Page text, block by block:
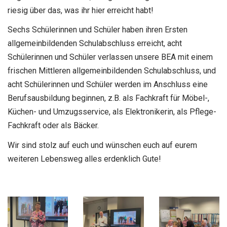
riesig über das, was ihr hier erreicht habt!
Sechs Schülerinnen und Schüler haben ihren Ersten
allgemeinbildenden Schulabschluss erreicht, acht
Schülerinnen und Schüler verlassen unsere BEA mit einem
frischen Mittleren allgemeinbildenden Schulabschluss, und
acht Schülerinnen und Schüler werden im Anschluss eine
Berufsausbildung beginnen, z.B. als Fachkraft für Möbel-,
Küchen- und Umzugsservice, als Elektronikerin, als Pflege-
Fachkraft oder als Bäcker.
Wir sind stolz auf euch und wünschen euch auf eurem
weiteren Lebensweg alles erdenklich Gute!